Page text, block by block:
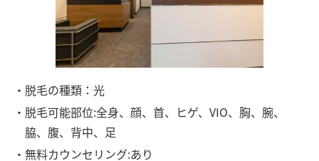
・脱毛の種類：光
・脱毛可能部位:全身、顔、首、ヒゲ、VIO、胸、腕、
脇、腹、背中、足
・無料カウンセリング:あり